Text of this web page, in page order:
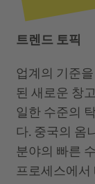
트렌드 토픽
업계의 기준
된 새로운 창
일한 수준의
다. 중국의 옴
분야의 빠른
프로세스에서